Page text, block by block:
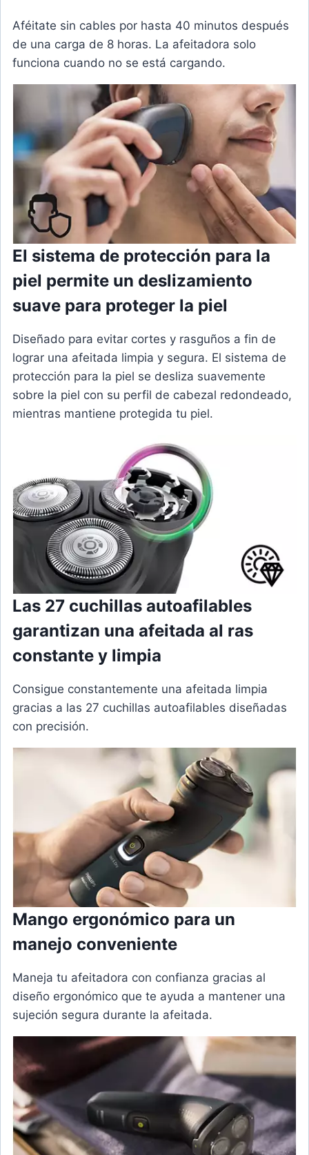
Aféitate sin cables por hasta 40 minutos después
de una carga de 8 horas. La afeitadora solo
funciona cuando no se está cargando.
El sistema de protección para la
piel permite un deslizamiento
suave para proteger la piel
Diseñado para evitar cortes y rasguños a fin de
lograr una afeitada limpia y segura. El sistema de
protección para la piel se desliza suavemente
sobre la piel con su perfil de cabezal redondeado,
mientras mantiene protegida tu piel.
Las 27 cuchillas autoafilables
garantizan una afeitada al ras
constante y limpia
Consigue constantemente una afeitada limpia
gracias a las 27 cuchillas autoafilables diseñadas
con precisión.
Mango ergonómico para un
manejo conveniente
Maneja tu afeitadora con confianza gracias al
diseño ergonómico que te ayuda a mantener una
sujeción segura durante la afeitada.